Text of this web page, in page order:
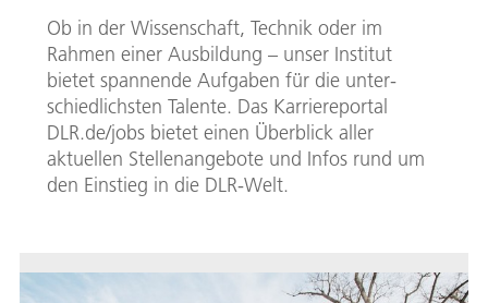
Ob in der Wis­sen­schaft­, Tech­ni­k oder im
Rahmen einer Ausbildung – unser Institut
bietet span­nen­de Auf­ga­ben für die un­ter­
schied­lichs­ten Ta­len­te. Das Karriereportal
DLR.de/jobs bietet einen Überblick al­ler
aktuellen Stel­len­an­ge­bo­te und In­fos rund um
den Ein­stieg in die DLR-Welt.